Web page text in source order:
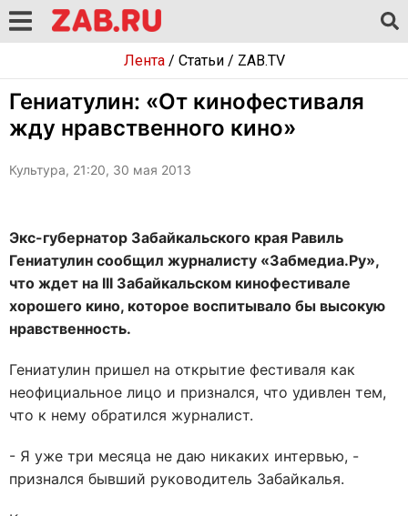
Лента/ Статьи/ ZAB.TV
Гениатулин: «От кинофестиваля
жду нравственного кино»
Культура, 21:20, 30 мая 2013
Экс-губернатор Забайкальского края Равиль
Гениатулин сообщил журналисту «Забмедиа.Ру»,
что ждет на III Забайкальском кинофестивале
хорошего кино, которое воспитывало бы высокую
нравственность.
Гениатулин пришел на открытие фестиваля как
неофициальное лицо и признался, что удивлен тем,
что к нему обратился журналист.
- Я уже три месяца не даю никаких интервью, -
признался бывший руководитель Забайкалья.